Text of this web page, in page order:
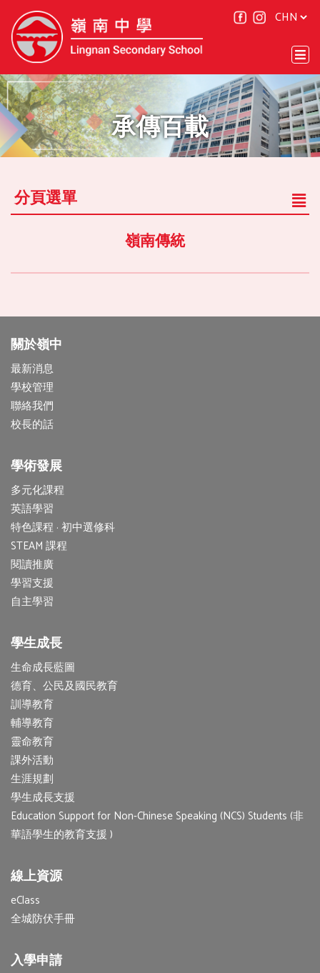
承傳百載
分頁選單
嶺南傳統
關於嶺中
最新消息
學校管理
聯絡我們
校長的話
學術發展
多元化課程
英語學習
特色課程 · 初中選修科
STEAM 課程
閱讀推廣
學習支援
自主學習
學生成長
生命成長藍圖
德育、公民及國民教育
訓導教育
輔導教育
靈命教育
課外活動
生涯規劃
學生成長支援
Education Support for Non-Chinese Speaking (NCS) Students (非
華語學生的教育支援 )
線上資源
eClass
全城防伏手冊
入學申請